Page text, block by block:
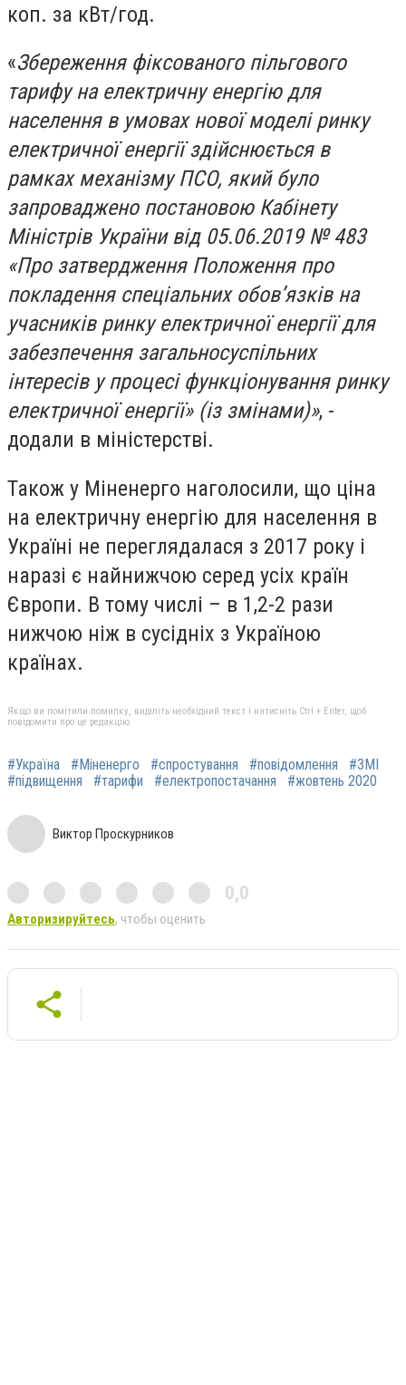
коп. за кВт/год.
«Збереження фіксованого пільгового
тарифу на електричну енергію для
населення в умовах нової моделі ринку
електричної енергії здійснюється в
рамках механізму ПСО, який було
запроваджено постановою Кабінету
Міністрів України від 05.06.2019 № 483
«Про затвердження Положення про
покладення спеціальних обов’язків на
учасників ринку електричної енергії для
забезпечення загальносуспільних
інтересів у процесі функціонування ринку
електричної енергії» (із змінами)», -
додали в міністерстві.
Також у Міненерго наголосили, що ціна
на електричну енергію для населення в
Україні не переглядалася з 2017 року і
наразі є найнижчою серед усіх країн
Європи. В тому числі – в 1,2-2 рази
нижчою ніж в сусідніх з Україною
країнах.
Якщо ви помітили помилку, виділіть необхідний текст і натисніть Ctrl + Enter, щоб
повідомити про це редакцію
#Україна #Міненерго #спростування #повідомлення
#ЗМІ
#підвищення
#тарифи #електропостачання #жовтень 2020
Виктор Проскурников
0,0
Авторизируйтесь, чтобы оценить